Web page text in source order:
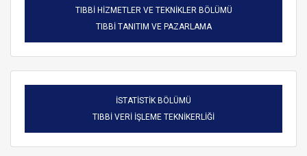
TIBBİ HİZMETLER VE TEKNİKLER BÖLÜMÜ
TIBBİ TANITIM VE PAZARLAMA
İSTATİSTİK BÖLÜMÜ
TIBBİ VERİ İŞLEME TEKNİKERLİĞİ